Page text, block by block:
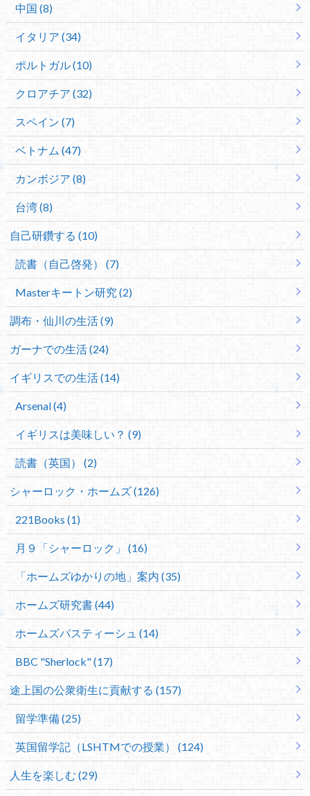
中国 (8)
イタリア (34)
ポルトガル (10)
クロアチア (32)
スペイン (7)
ベトナム (47)
カンボジア (8)
台湾 (8)
自己研鑽する (10)
読書（自己啓発） (7)
Masterキートン研究 (2)
調布・仙川の生活 (9)
ガーナでの生活 (24)
イギリスでの生活 (14)
Arsenal (4)
イギリスは美味しい？ (9)
読書（英国） (2)
シャーロック・ホームズ (126)
221Books (1)
月９「シャーロック」 (16)
「ホームズゆかりの地」案内 (35)
ホームズ研究書 (44)
ホームズパスティーシュ (14)
BBC "Sherlock" (17)
途上国の公衆衛生に貢献する (157)
留学準備 (25)
英国留学記（LSHTMでの授業） (124)
人生を楽しむ (29)